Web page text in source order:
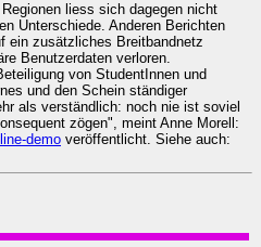
liess sich dagegen nicht
Unterschiede. Anderen Berichten
ein zusätzliches Breitbandnetz
Benutzerdaten verloren.
von StudentInnen und
und den Schein ständiger
als verständlich: noch nie ist soviel
zögen", meint Anne Morell:
demo veröffentlicht. Siehe auch: